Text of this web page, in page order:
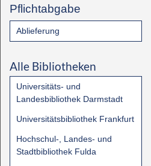
Pflichtabgabe
Ablieferung
Alle Bibliotheken
Universitäts- und
Landesbibliothek Darmstadt
Universitätsbibliothek Frankfurt
Hochschul-, Landes- und
Stadtbibliothek Fulda